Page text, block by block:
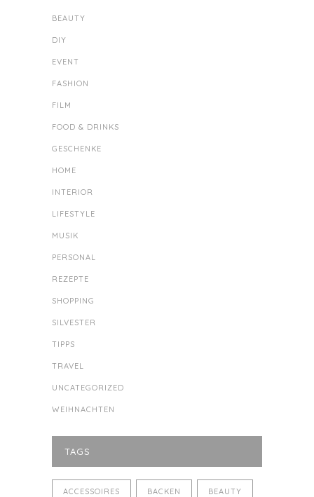
BEAUTY
DIY
EVENT
FASHION
FILM
FOOD & DRINKS
GESCHENKE
HOME
INTERIOR
LIFESTYLE
MUSIK
PERSONAL
REZEPTE
SHOPPING
SILVESTER
TIPPS
TRAVEL
UNCATEGORIZED
WEIHNACHTEN
TAGS
ACCESSOIRES BACKEN BEAUTY